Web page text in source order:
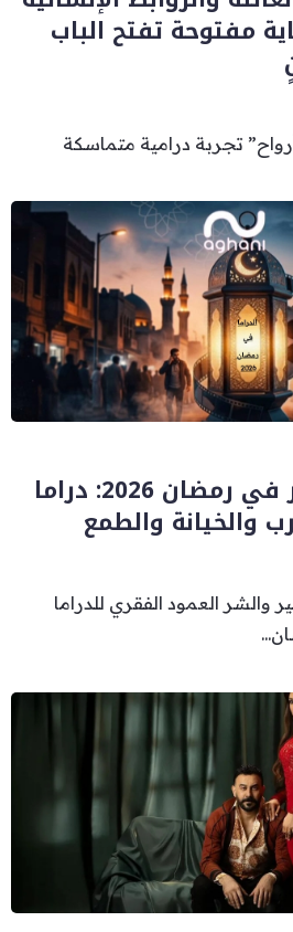
مفتوحة تفتح الباب
تجربة درامية متماسكة
صراع الخير والشر في رمضان 2026: دراما
والخيانة والطمع
والشر العمود الفقري للدراما